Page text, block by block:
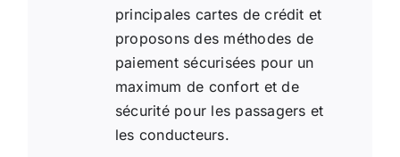
principales cartes de crédit et
proposons des méthodes de
paiement sécurisées pour un
maximum de confort et de
sécurité pour les passagers et
les conducteurs.